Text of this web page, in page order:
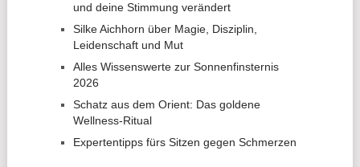
und deine Stimmung verändert
Silke Aichhorn über Magie, Disziplin,
Leidenschaft und Mut
Alles Wissenswerte zur Sonnenfinsternis
2026
Schatz aus dem Orient: Das goldene
Wellness-Ritual
Expertentipps fürs Sitzen gegen Schmerzen